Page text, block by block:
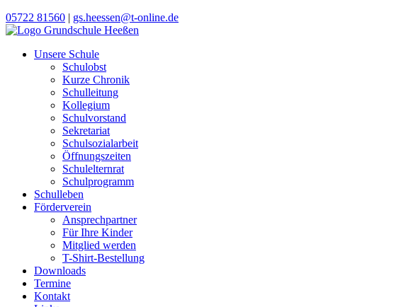
05722 81560 | gs.heessen@t-online.de
Unsere Schule
Schulobst
Kurze Chronik
Schulleitung
Kollegium
Schulvorstand
Sekretariat
Schulsozialarbeit
Öffnungszeiten
Schulelternrat
Schulprogramm
Schulleben
Förderverein
Ansprechpartner
Für Ihre Kinder
Mitglied werden
T-Shirt-Bestellung
Downloads
Termine
Kontakt